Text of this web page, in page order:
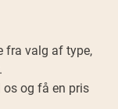
fra valg af type,
os og få en pris